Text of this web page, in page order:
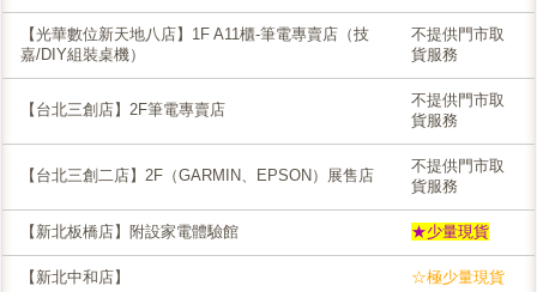
【光華數位新天地八店】1F A11櫃-筆電專賣店（技
嘉/DIY組裝桌機）
不提供門市取
貨服務
【台北三創店】2F筆電專賣店
不提供門市取
貨服務
【台北三創二店】2F（GARMIN、EPSON）展售店
不提供門市取
貨服務
【新北板橋店】附設家電體驗館 ★少量現貨
【新北中和店】 ☆極少量現貨